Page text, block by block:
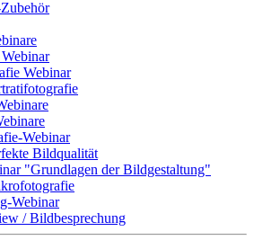
Webinar
Webinar
Bildqualität
"Grundlagen der Bildgestaltung"
Webinar
/ Bildbesprechung